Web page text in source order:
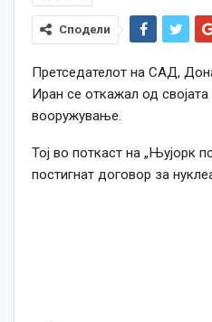
Сподели
Претседателот на САД,
Иран се откажал од
вооружување.
Тој во поткаст на „Њујорк
постигнат договор за